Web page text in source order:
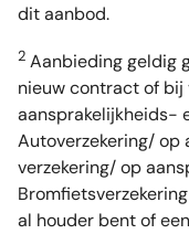
dit aanbod.
2 Aanbieding geldig
nieuw contract of bij
aansprakelijkheids-
Autoverzekering/ op
verzekering/ op
al houder bent of